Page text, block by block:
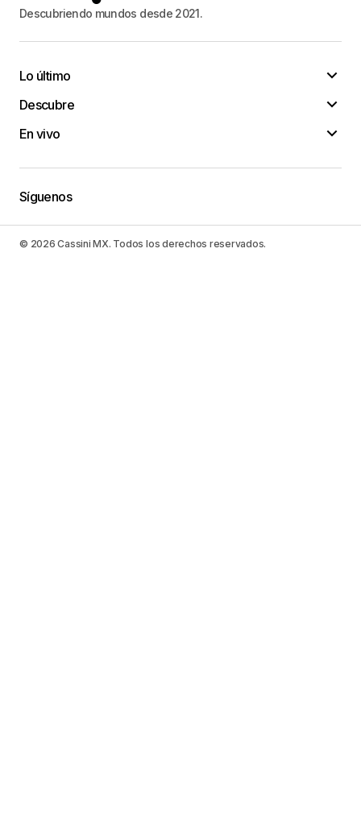
Descubriendo mundos desde 2021.
Lo último
Descubre
En vivo
Síguenos
© 2026 Cassini MX. Todos los derechos reservados.